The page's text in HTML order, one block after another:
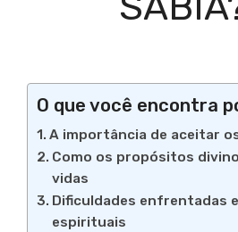
O que você encontra
A importância de aceitar
Como os propósitos
vidas
Dificuldades enfrentadas
espirituais